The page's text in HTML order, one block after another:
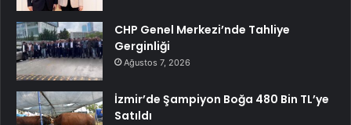
CHP Genel Merkezi’nde Tahliye
Gerginliği
Ağustos 7, 2026
İzmir’de Şampiyon Boğa 480 Bin TL’ye
Satıldı